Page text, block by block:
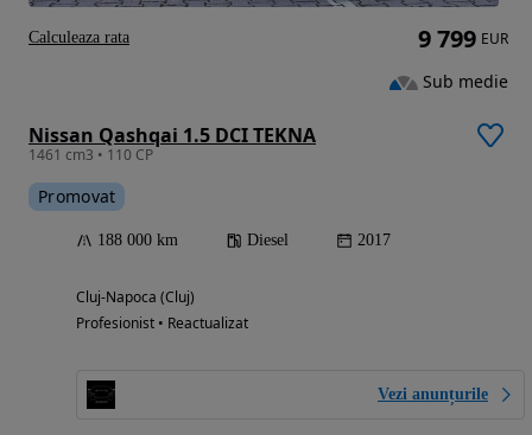
Nissan Qashqai 1.5 DCI TEKNA
1461 cm3 • 110 CP
Promovat
188 000 km Diesel 2017
Cluj-Napoca (Cluj)
Profesionist • Reactualizat
Vezi anunțurile
9 799 EUR
Sub medie
Calculeaza rata